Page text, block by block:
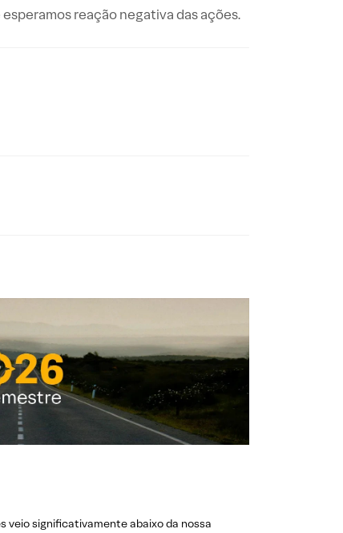
reação negativa das ações.
veio significativamente abaixo da nossa